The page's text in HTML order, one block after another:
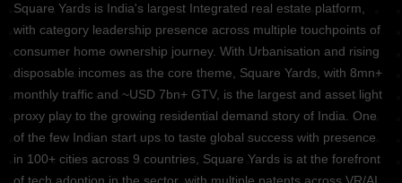
Square Yards is India's largest Integrated real estate platform,
with category leadership presence across multiple touchpoints of
consumer home ownership journey. With Urbanisation and rising
disposable incomes as the core theme, Square Yards, with 8mn+
monthly traffic and ~USD 7bn+ GTV, is the largest and asset light
proxy play to the growing residential demand story of India. One
of the few Indian start ups to taste global success with presence
in 100+ cities across 9 countries, Square Yards is at the forefront